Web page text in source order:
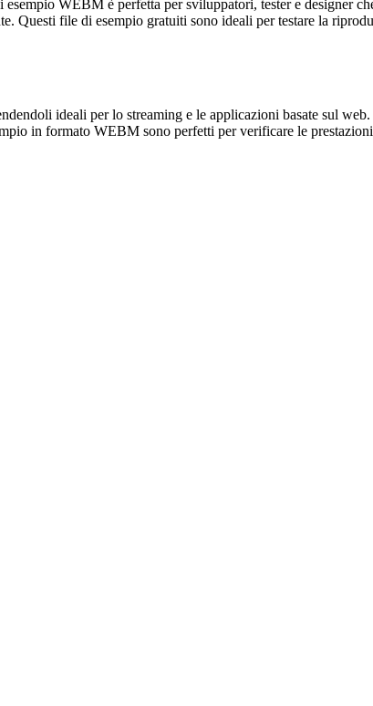
WEBM è perfetta per sviluppatori, tester e designer
Questi file di esempio gratuiti sono ideali per testare la
ideali per lo streaming e le applicazioni basate sul
in formato WEBM sono perfetti per verificare le